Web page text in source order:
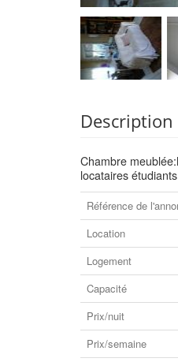
Description
Chambre
locataires
Référence de
Location
Logement
Capacité
Prix/nuit
Prix/semaine